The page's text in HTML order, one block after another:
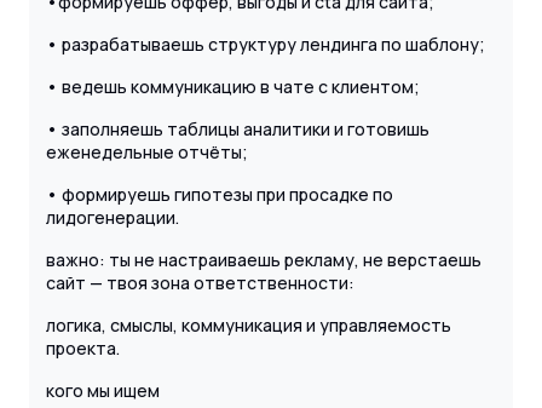
• разрабатываешь структуру лендинга по шаблону;
• ведешь коммуникацию в чате с клиентом;
• заполняешь таблицы аналитики и готовишь
еженедельные отчёты;
• формируешь гипотезы при просадке по
лидогенерации.
важно: ты не настраиваешь рекламу, не верстаешь
сайт — твоя зона ответственности:
логика, смыслы, коммуникация и управляемость
проекта.
кого мы ищем